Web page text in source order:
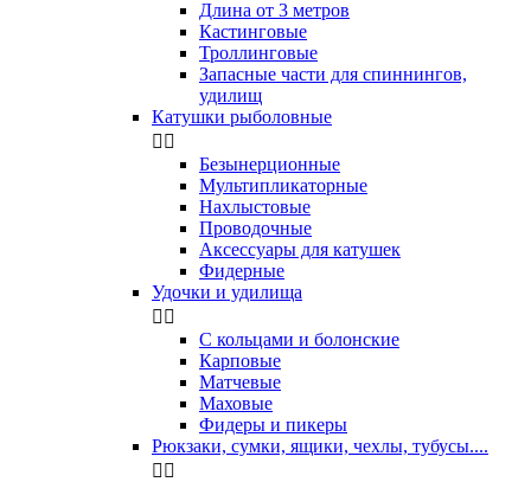
Длина от 3 метров
Кастинговые
Троллинговые
Запасные части для спиннингов,
удилищ
Катушки рыболовные
 
Безынерционные
Мультипликаторные
Нахлыстовые
Проводочные
Аксессуары для катушек
Фидерные
Удочки и удилища
 
С кольцами и болонские
Карповые
Матчевые
Маховые
Фидеры и пикеры
Рюкзаки, сумки, ящики, чехлы, тубусы....
 